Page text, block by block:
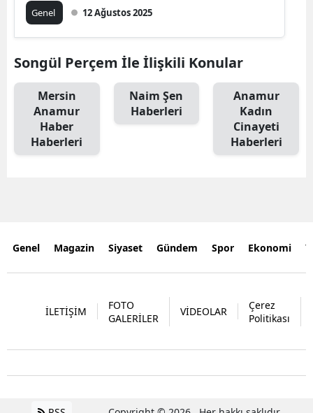
Genel 12 Ağustos 2025
Songül Perçem İle İlişkili Konular
Mersin
Anamur
Haber
Haberleri
Naim Şen
Haberleri
Anamur
Kadın
Cinayeti
Haberleri
Genel Magazin Siyaset Gündem Spor Ekonomi
İLETİŞİM
FOTO
GALERİLER
VİDEOLAR
Çerez
Politikası